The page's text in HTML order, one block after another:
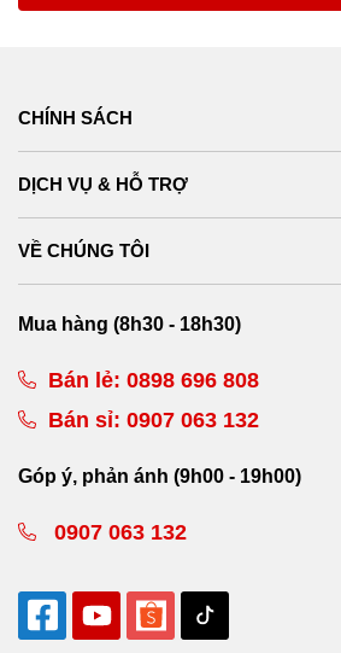
CHÍNH SÁCH
DỊCH VỤ & HỖ TRỢ
VỀ CHÚNG TÔI
Mua hàng (8h30 - 18h30)
Bán lẻ: 0898 696 808
Bán sỉ: 0907 063 132
Góp ý, phản ánh (9h00 - 19h00)
0907 063 132